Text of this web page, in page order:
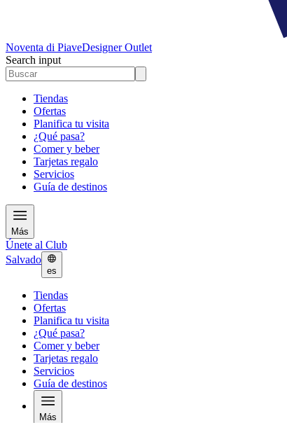
Noventa di PiaveDesigner Outlet
Search input
Tiendas
Ofertas
Planifica tu visita
¿Qué pasa?
Comer y beber
Tarjetas regalo
Servicios
Guía de destinos
Más
Únete al Club
Salvado
es
Tiendas
Ofertas
Planifica tu visita
¿Qué pasa?
Comer y beber
Tarjetas regalo
Servicios
Guía de destinos
Más